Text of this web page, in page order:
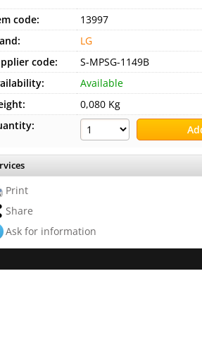
code:
13997
LG
code:
S-MPSG-1149B
Available
0,080 Kg
Print
Share
Ask for information